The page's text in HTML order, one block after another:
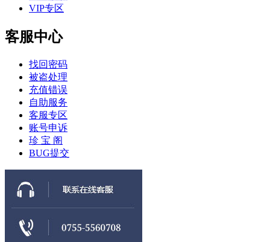
VIP专区
客服中心
找回密码
被盗处理
充值错误
自助服务
客服专区
账号申诉
珍 宝 阁
BUG提交